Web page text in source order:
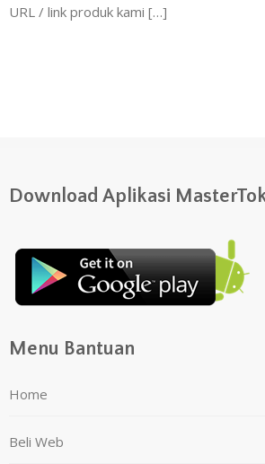
URL / link produk kami […]
Download Aplikasi
Menu Bantuan
Home
Beli Web